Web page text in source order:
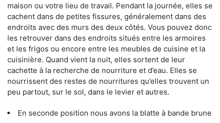
maison ou votre lieu de travail. Pendant la journée, elles se
cachent dans de petites fissures, généralement dans des
endroits avec des murs des deux côtés. Vous pouvez donc
les retrouver dans des endroits situés entre les armoires
et les frigos ou encore entre les meubles de cuisine et la
cuisinière. Quand vient la nuit, elles sortent de leur
cachette à la recherche de nourriture et d’eau. Elles se
nourrissent des restes de nourritures qu’elles trouvent un
peu partout, sur le sol, dans le levier et autres.
En seconde position nous avons la blatte à bande brune